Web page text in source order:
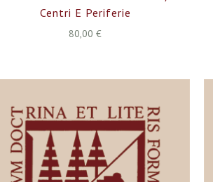
Centri E Periferie
80,00 €